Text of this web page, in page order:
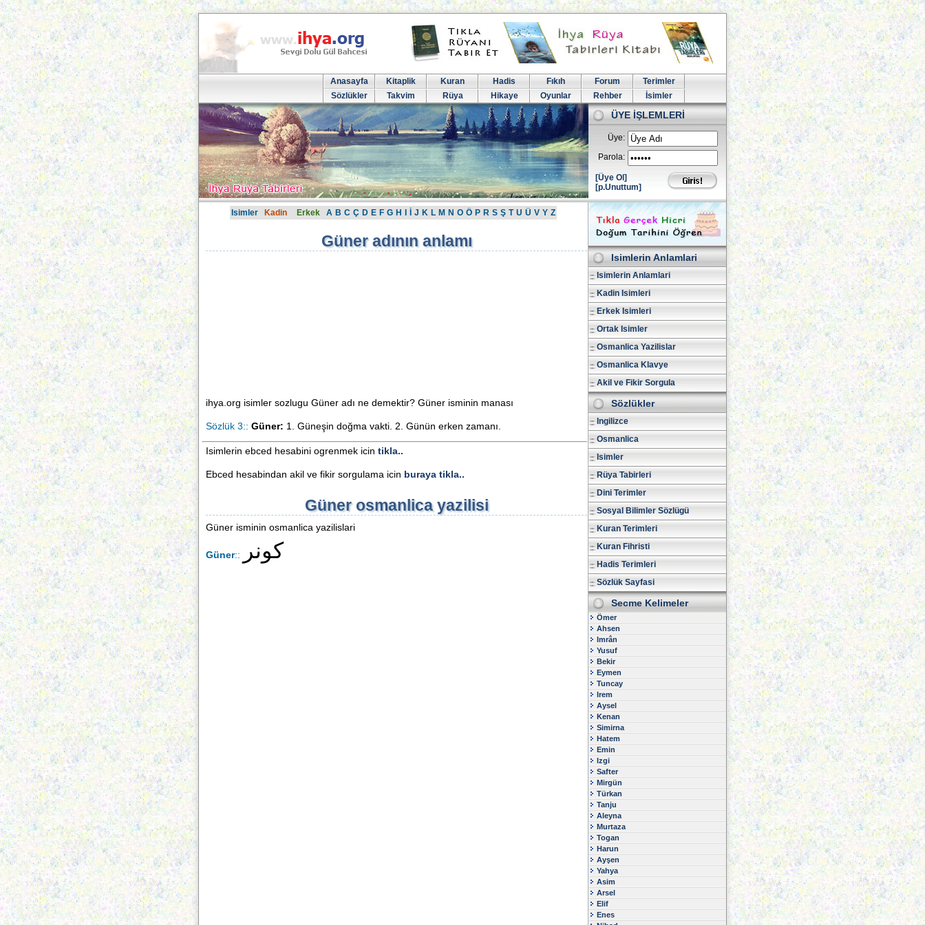
Anasayfa Kitaplik Kuran Hadis Fıkıh Forum
Terimler
Sözlükler
Takvim Rüya Hikaye Oyunlar Rehber İsimler
ÜYE İŞLEMLERİ
Üye:
Parola:
[Üye Ol]
[p.Unuttum]
Isimler Kadin Erkek A B C Ç D E F G H J K L M N O Ö P R S Ş T U Ü V Y Z
Güner adının anlamı
ihya.org isimler sozlugu Güner adı ne demektir? Güner isminin manası
Sözlük 3:: Güner: 1. Güneşin doğma vakti. 2. Günün erken zamanı.
Isimlerin ebced hesabini ogrenmek icin tikla..
Ebced hesabindan akil ve fikir sorgulama icin buraya tikla..
Güner osmanlica yazilisi
Güner isminin osmanlica yazilislari
Güner:: كونر
Isimlerin Anlamlari
Isimlerin Anlamlari
Kadin Isimleri
Erkek Isimleri
Ortak Isimler
Osmanlica Yazilislar
Osmanlica Klavye
Akil ve Fikir Sorgula
Sözlükler
Ingilizce
Osmanlica
Isimler
Rüya Tabirleri
Dini Terimler
Sosyal Bilimler Sözlügü
Kuran Terimleri
Kuran Fihristi
Hadis Terimleri
Sözlük Sayfasi
Secme Kelimeler
Ömer
Ahsen
Imrân
Yusuf
Bekir
Eymen
Tuncay
Irem
Aysel
Kenan
Simirna
Hatem
Emin
Izgi
Safter
Mirgün
Türkan
Tanju
Aleyna
Murtaza
Togan
Harun
Ayşen
Yahya
Asim
Arsel
Elif
Enes